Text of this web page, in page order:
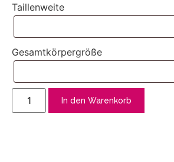
Taillenweite
Gesamtkörpergröße
In den Warenkorb